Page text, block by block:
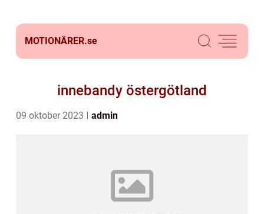
MOTIONÄRER.se
innebandy östergötland
09 oktober 2023 admin